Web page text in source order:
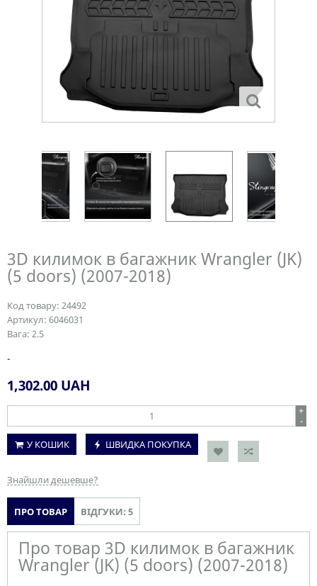
3D килимок в багажник Wrangler (JK)
(5 doors) (2007-2018)
Код товару: 24492
Артикул: 6046031
Вага: 2.5
-
1,302.00 UAH
+
-
У КОШИК
ШВИДКА ПОКУПКА
Знайшли дешевше?
ПРО ТОВАР ВІДГУКИ: 5
Про товар 3D килимок в багажник
Wrangler (JK) (5 doors) (2007-2018)